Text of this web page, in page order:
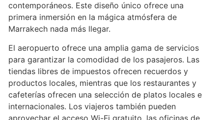
contemporáneos. Este diseño único ofrece una
primera inmersión en la mágica atmósfera de
Marrakech nada más llegar.
El aeropuerto ofrece una amplia gama de servicios
para garantizar la comodidad de los pasajeros. Las
tiendas libres de impuestos ofrecen recuerdos y
productos locales, mientras que los restaurantes y
cafeterías ofrecen una selección de platos locales e
internacionales. Los viajeros también pueden
aprovechar el acceso Wi-Fi gratuito, las oficinas de